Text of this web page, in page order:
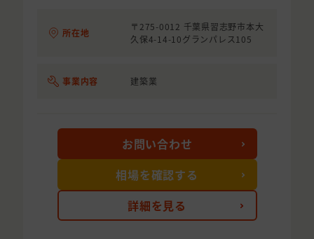
所在地
〒275-0012 千葉県習志野市本大
久保4-14-10グランパレス105
事業内容 建築業
詳細を見る
お問い合わせ
相場を確認する